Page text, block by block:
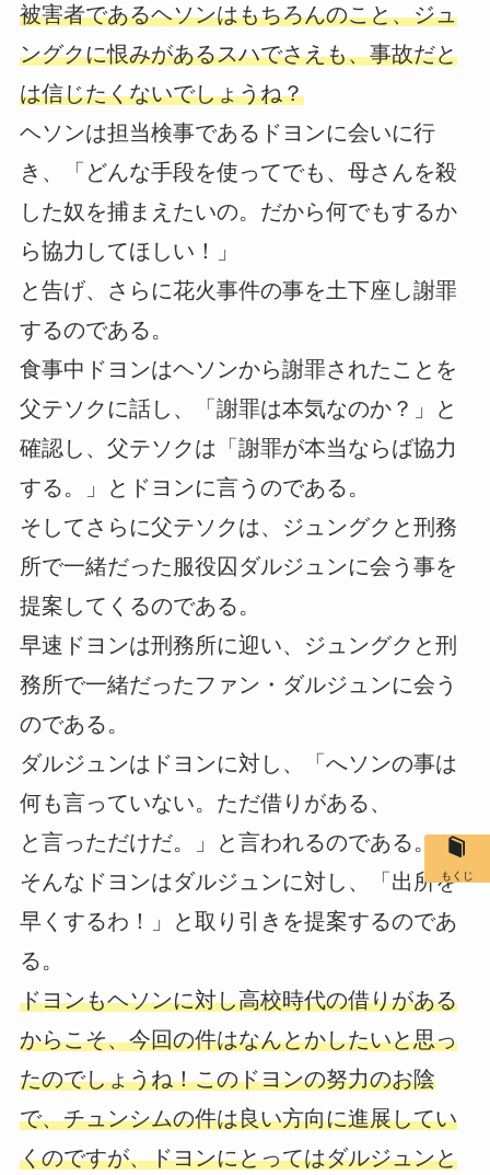
被害者であるヘソンはもちろんのこと、ジュ
ングクに恨みがあるスハでさえも、事故だと
は信じたくないでしょうね？
ヘソンは担当検事であるドヨンに会いに行
き、「どんな手段を使ってでも、母さんを殺
した奴を捕まえたいの。だから何でもするか
ら協力してほしい！」
と告げ、さらに花火事件の事を土下座し謝罪
するのである。
食事中ドヨンはヘソンから謝罪されたことを
父テソクに話し、「謝罪は本気なのか？」と
確認し、父テソクは「謝罪が本当ならば協力
する。」とドヨンに言うのである。
そしてさらに父テソクは、ジュングクと刑務
所で一緒だった服役囚ダルジュンに会う事を
提案してくるのである。
早速ドヨンは刑務所に迎い、ジュングクと刑
務所で一緒だったファン・ダルジュンに会う
のである。
ダルジュンはドヨンに対し、「へソンの事は
何も言っていない。ただ借りがある、
と言っただけだ。」と言われるのである。
そんなドヨンはダルジュンに対し、「出所を
早くするわ！」と取り引きを提案するのであ
る。
ドヨンもヘソンに対し高校時代の借りがある
からこそ、今回の件はなんとかしたいと思っ
たのでしょうね！このドヨンの努力のお陰
で、チュンシムの件は良い方向に進展してい
くのですが、ドヨンにとってはダルジュンと
もくじ